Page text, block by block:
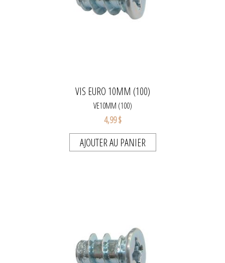
VIS EURO 10MM (100)
VE10MM (100)
4,99 $
AJOUTER AU PANIER